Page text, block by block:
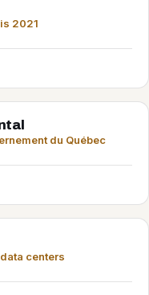
2021
du Québec
centers